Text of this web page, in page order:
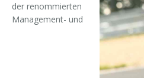
der renommierten
Management- und